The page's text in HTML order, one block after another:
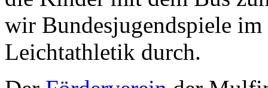
wir Bundesjugendspiele
Leichtathletik durch.